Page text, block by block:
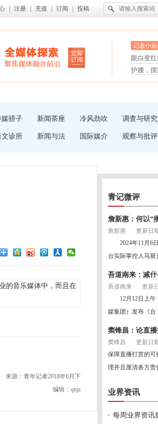
注册 充值 订阅 投稿
眼白变红
“枝桠”“
夏天缓
护腰，
受伤了
媒骄子 新闻茶座 冷风劲吹 调查与研究
文诊所 新闻与法 国际媒介 观察与批评
的音乐媒体中，而且在
来源：青年记者2018年6月下
编辑：qnjz
青记微评
詹新惠：何以“
詹新惠
更新日
2024年11月6日
台实际掌控人马斯
吾道南来：减
吾道南来
更新
12月12日上午
媒集团）发布《台
窦锋昌：论直
窦锋昌
更新日
保障直播打赏的
理并且厘清各方责
业界资讯
每周业界资讯